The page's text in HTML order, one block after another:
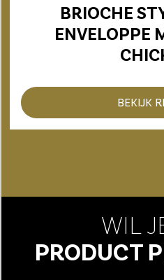
BRIOCHE
ENVELOPPE
BEKIJK
WIL
PRODUCT